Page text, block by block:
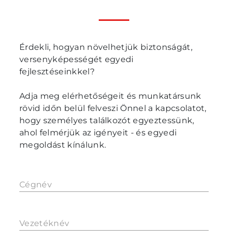
Érdekli, hogyan növelhetjük biztonságát,
versenyképességét egyedi
fejlesztéseinkkel?
Adja meg elérhetőségeit és munkatársunk
rövid időn belül felveszi Önnel a kapcsolatot,
hogy személyes találkozót egyeztessünk,
ahol felmérjük az igényeit - és egyedi
megoldást kínálunk.
Cégnév
Vezetéknév